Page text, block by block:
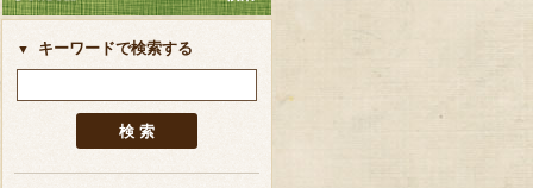
キーワードで検索する